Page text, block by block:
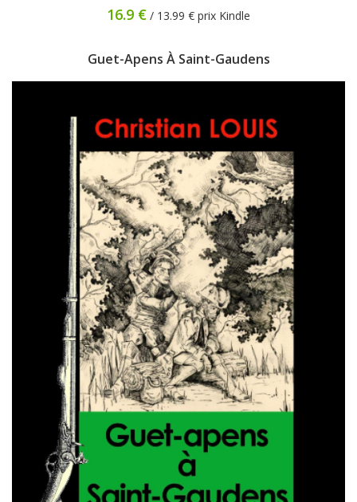
16.9 € / 13.99 € prix Kindle
Guet-Apens À Saint-Gaudens